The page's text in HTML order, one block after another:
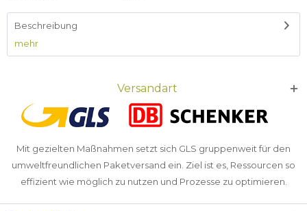
Beschreibung
mehr
Versandart
Mit gezielten Maßnahmen setzt sich GLS gruppenweit für den
umweltfreundlichen Paketversand ein. Ziel ist es, Ressourcen so
effizient wie möglich zu nutzen und Prozesse zu optimieren.